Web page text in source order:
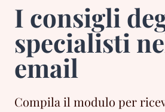
I consigli
specialisti
email
Compila il modulo per